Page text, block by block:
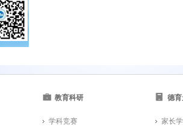
教育科研
学科竞赛
德
家长